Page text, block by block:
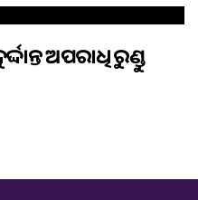
ଅପରାଧି ରୁଣ୍ଡୁ